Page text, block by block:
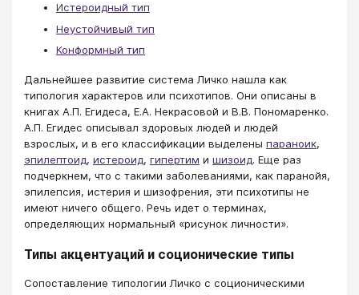
Истероидный тип
Неустойчивый тип
Конформный тип
Дальнейшее развитие система Личко нашла как
типология характеров или психотипов. Они описаны в
книгах А.П. Егидеса, Е.А. Некрасовой и В.В. Пономаренко.
А.П. Егидес описывал здоровых людей и людей
взрослых, и в его классификации выделены параноик,
эпилептоид, истероид, гипертим и шизоид. Еще раз
подчеркнем, что с такими заболеваниями, как паранойя,
эпилепсия, истерия и шизофрения, эти психотипы не
имеют ничего общего. Речь идет о терминах,
определяющих нормальный «рисунок личности».
Типы акцентуаций и соционические типы
Сопоставление типологии Личко с соционическими